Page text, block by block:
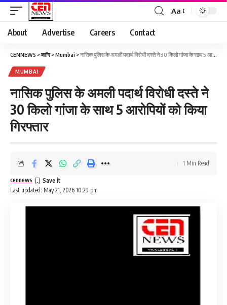
Aa
About Advertise Careers Contact
CENNEWS >ब्लॉग>Mumbai >नासिक पुलिस के अमली पदार्थ विरोधी दस्ते ने 30 किलो गांजा के साथ 5 आरोपियों को किया गिरफ्तार
MUMBAI
नासिक पुलिस के अमली पदार्थ विरोधी दस्ते ने
30 किलो गांजा के साथ 5 आरोपियों को किया
गिरफ्तार
Last updated: May 21, 2026 10:29 pm
cennews
1 Min Read